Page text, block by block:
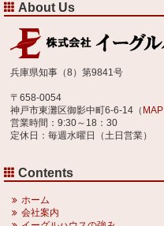
About Us
兵庫県知事（8）第9841号
〒658-0054
神戸市東灘区御影中町6-6-14（ MAP
営業時間：9:30～18：30
定休日：毎週水曜日（土日営業）
Contents
ホーム
会社案内